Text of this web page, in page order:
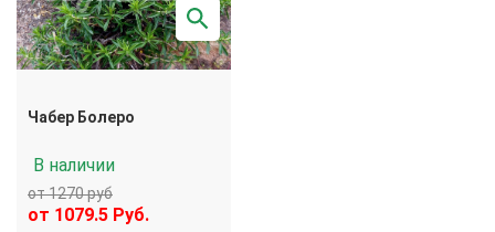
Чабер Болеро
В наличии
от 1270 руб
от 1079.5 Руб.